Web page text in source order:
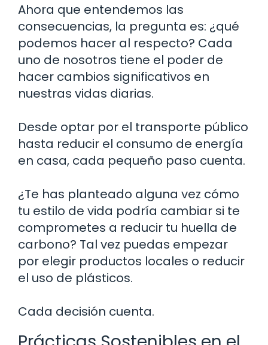
Ahora que entendemos las
consecuencias, la pregunta es: ¿qué
podemos hacer al respecto? Cada
uno de nosotros tiene el poder de
hacer cambios significativos en
nuestras vidas diarias.
Desde optar por el transporte público
hasta reducir el consumo de energía
en casa, cada pequeño paso cuenta.
¿Te has planteado alguna vez cómo
tu estilo de vida podría cambiar si te
comprometes a reducir tu huella de
carbono? Tal vez puedas empezar
por elegir productos locales o reducir
el uso de plásticos.
Cada decisión cuenta.